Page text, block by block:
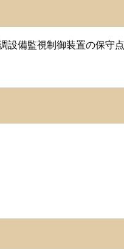
設備監視制御装置の保守